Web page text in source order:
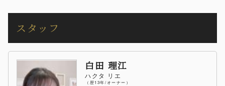
スタッフ
白田 理江
ハクタ リエ
（歴13年/オーナー）